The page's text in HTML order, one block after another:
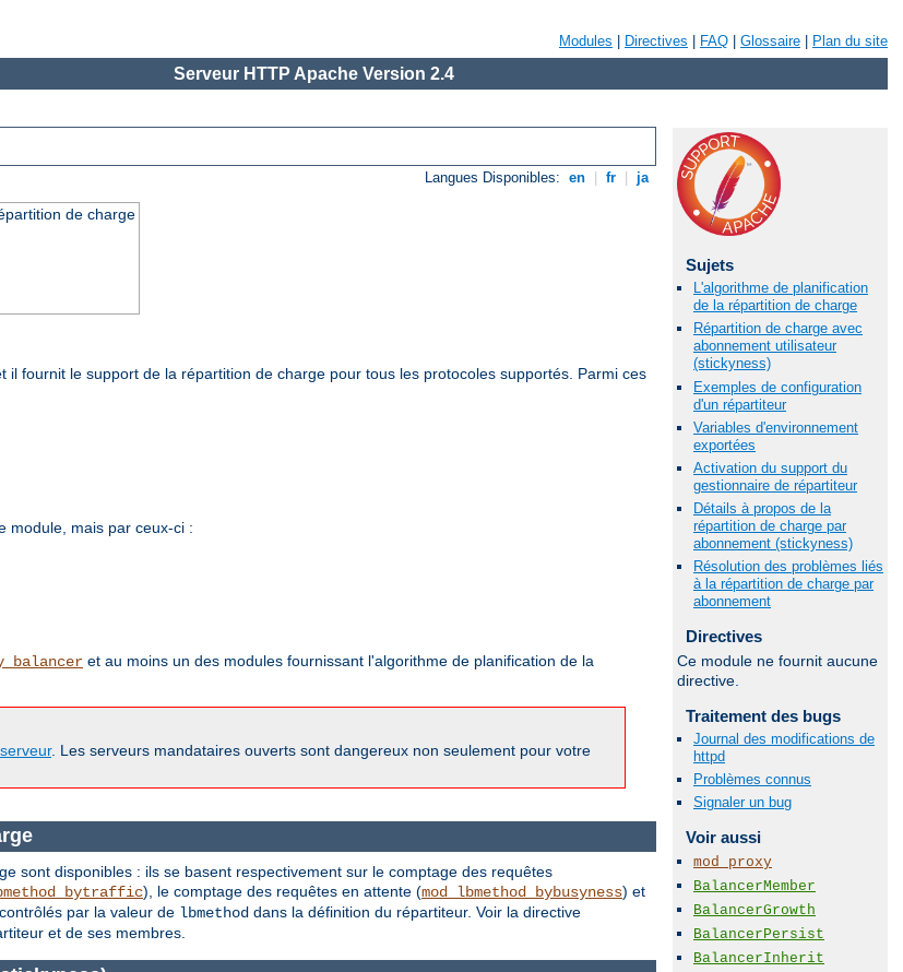
Modules Directives FAQ Glossaire Plan du site
Serveur HTTP Apache Version 2.4
Langues Disponibles: en fr ja
de charge
il fournit le support de la répartition de charge pour tous les protocoles supportés. Parmi ces
module, mais par ceux-ci :
et au moins un des modules fournissant l'algorithme de planification de la
. Les serveurs mandataires ouverts sont dangereux non seulement pour votre
Sujets
L'algorithme de planification
de la répartition de charge
Répartition de charge avec
abonnement utilisateur
(stickyness)
Exemples de configuration
d'un répartiteur
Variables d'environnement
exportées
Activation du support du
gestionnaire de répartiteur
Détails à propos de la
répartition de charge par
abonnement (stickyness)
Résolution des problèmes liés
à la répartition de charge par
abonnement
Directives
Ce module ne fournit aucune
directive.
Traitement des bugs
Journal des modifications de
httpd
Problèmes connus
Signaler un bug
Voir aussi
mod_proxy
BalancerMember
BalancerGrowth
BalancerPersist
BalancerInherit
sont disponibles : ils se basent respectivement sur le comptage des requêtes
), le comptage des requêtes en attente (mod_lbmethod_bybusyness) et
par la valeur de lbmethod dans la définition du répartiteur. Voir la directive
et de ses membres.